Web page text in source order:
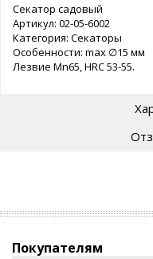
Секатор садовый
Артикул: 02-05-6002
Категория: Секаторы
Особенности: max ∅15 мм
Лезвие Mn65, HRC 53-55.
Покупателям